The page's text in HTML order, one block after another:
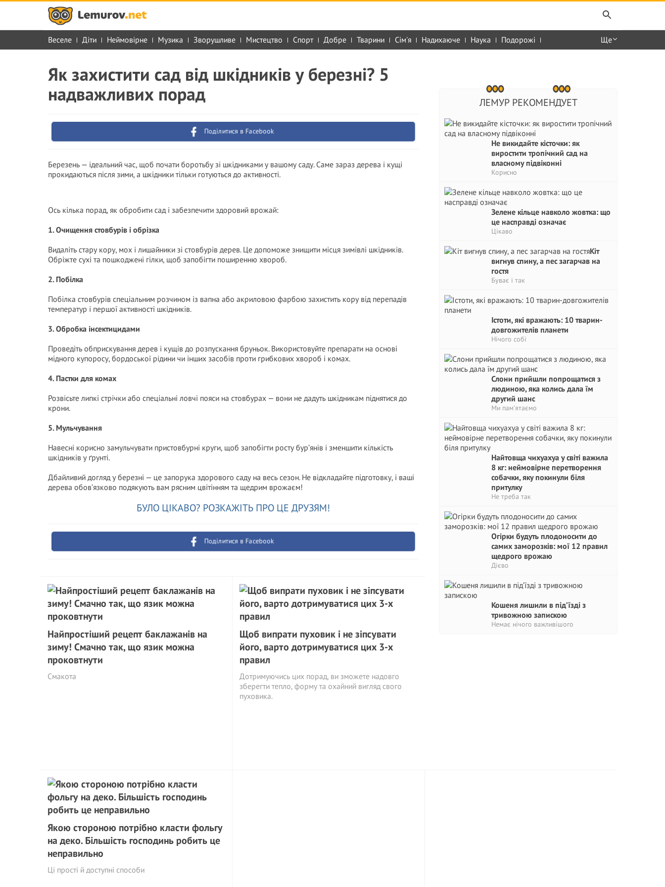
Веселе Діти Неймовірне Музика Зворушливе Мистецтво Спорт Добре Тварини Сім'я Надихаюче Наука Подорожі Ще
ЛЕМУР РЕКОМЕНДУЕТ
Не викидайте кісточки: як
виростити тропічний сад на
власному підвіконні
Корисно
Зелене кільце навколо жовтка: що
це насправді означає
Цікаво
Кіт
вигнув спину, а пес загарчав на
гостя
Буває і так
Істоти, які вражають: 10 тварин-
довгожителів планети
Нічого собі
Слони прийшли попрощатися з
людиною, яка колись дала їм
другий шанс
Ми пам’ятаємо
Найтовща чихуахуа у світі важила
8 кг: неймовірне перетворення
собачки, яку покинули біля
притулку
Не треба так
Огірки будуть плодоносити до
самих заморозків: мої 12 правил
щедрого врожаю
Дієво
Кошеня лишили в під’їзді з
тривожною запискою
Немає нічого важливішого
Як захистити сад від шкідників у березні? 5
надважливих порад
Поділитися в Facebook
Березень — ідеальний час, щоб почати боротьбу зі шкідниками у вашому саду. Саме зараз дерева і кущі
прокидаються після зими, а шкідники тільки готуються до активності.
Ось кілька порад, як обробити сад і забезпечити здоровий врожай:
1. Очищення стовбурів і обрізка
Видаліть стару кору, мох і лишайники зі стовбурів дерев. Це допоможе знищити місця зимівлі шкідників.
Обріжте сухі та пошкоджені гілки, щоб запобігти поширенню хвороб.
2. Побілка
Побілка стовбурів спеціальним розчином із вапна або акриловою фарбою захистить кору від перепадів
температур і першої активності шкідників.
3. Обробка інсектицидами
Проведіть обприскування дерев і кущів до розпускання бруньок. Використовуйте препарати на основі
мідного купоросу, бордоської рідини чи інших засобів проти грибкових хвороб і комах.
4. Пастки для комах
Розвісьте липкі стрічки або спеціальні ловчі пояси на стовбурах — вони не дадуть шкідникам піднятися до
крони.
5. Мульчування
Навесні корисно замульчувати пристовбурні круги, щоб запобігти росту бур’янів і зменшити кількість
шкідників у ґрунті.
Дбайливий догляд у березні — це запорука здорового саду на весь сезон. Не відкладайте підготовку, і ваші
дерева обов’язково подякують вам рясним цвітінням та щедрим врожаєм!
БУЛО ЦІКАВО? РОЗКАЖІТЬ ПРО ЦЕ ДРУЗЯМ!
Поділитися в Facebook
Найпростіший рецепт баклажанів на
зиму! Смачно так, що язик можна
проковтнути
Смакота
Щоб випрати пуховик і не зіпсувати
його, варто дотримуватися цих 3-х
правил
Дотримуючись цих порад, ви зможете надовго
зберегти тепло, форму та охайний вигляд свого
пуховика.
Якою стороною потрібно класти фольгу
на деко. Більшість господинь робить це
неправильно
Ці прості й доступні способи